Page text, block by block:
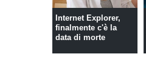
Internet Explorer,
finalmente c'è la
data di morte